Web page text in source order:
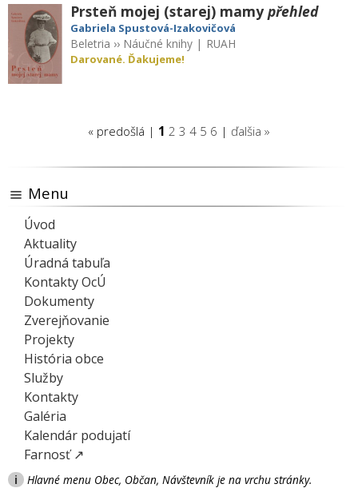
Prsteň mojej (starej) mamypřehled
Gabriela Spustová-Izakovičová
Beletria ›› Náučné knihy| RUAH
Darované. Ďakujeme!
« predošlá | 1 2 3 4 5 6 | ďalšia »
Menu
Úvod
Aktuality
Úradná tabuľa
Kontakty OcÚ
Dokumenty
Zverejňovanie
Projekty
História obce
Služby
Kontakty
Galéria
Kalendár podujatí
Farnosť ↗
i Hlavné menu Obec, Občan, Návštevník je na vrchu stránky.